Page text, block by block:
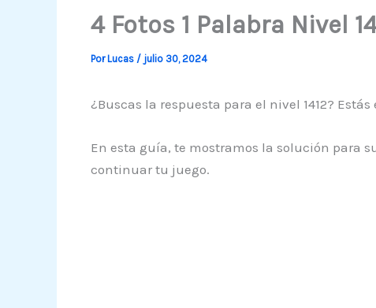
4 Fotos 1 Palabra Nivel
PorLucas / julio 30, 2024
¿Buscas la respuesta para el nivel 1412?
En esta guía, te mostramos la solución para
continuar tu juego.